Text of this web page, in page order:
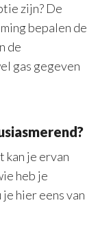
zijn? De
bepalen de
de
gas gegeven
kan je ervan
heb je
hier eens van